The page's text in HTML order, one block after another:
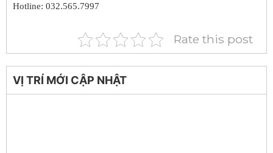
Hotline: 032.565.7997
Rate this post
VỊ TRÍ MỚI CẬP NHẬT